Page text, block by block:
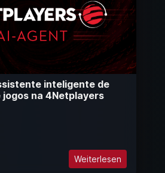
inteligente de
na 4Netplayers
Weiterlesen